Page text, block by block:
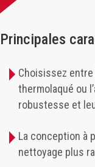
Principales
Choisissez entre
thermolaqué ou
robustesse et
La conception à
nettoyage plus